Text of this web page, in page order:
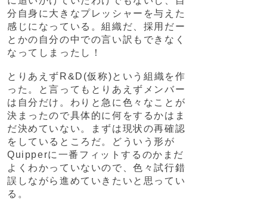
分自身に大きなプレッシャーを与えた
感じになっている。組織だ、採用だー
とかの自分の中での言い訳もできなく
なってしまったし！
とりあえずR&D(仮称)という組織を作
った。と言ってもとりあえずメンバー
は自分だけ。わりと急に色々なことが
決まったので具体的に何をするかはま
だ決めていない。まずは現状の再確認
をしているところだ。どういう形が
Quipperに一番フィットするのかまだ
よくわかっていないので、色々試行錯
誤しながら進めていきたいと思ってい
る。